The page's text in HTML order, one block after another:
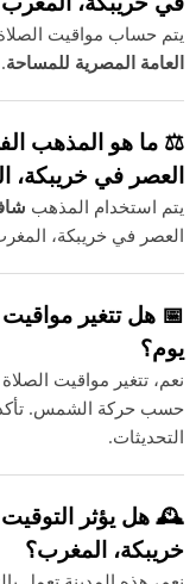
يتم حساب مواقيت
العامة المصرية للمساحة.
⚖️ ما هو المذهب
العصر في خريبكة،
يتم استخدام المذهب
العصر في خريبكة،
📅 هل تتغير
يوم؟
نعم، تتغير مواقيت
حسب حركة الشمس. تأكد
التحديثات.
🕰️ هل يؤثر
خريبكة، المغرب؟